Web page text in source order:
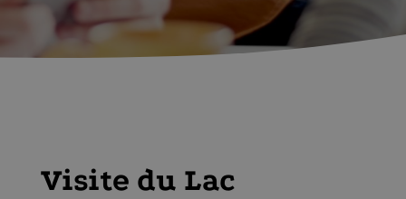
Visite du Lac